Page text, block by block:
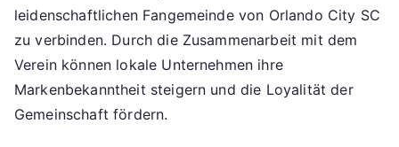
leidenschaftlichen Fangemeinde von Orlando City SC
zu verbinden. Durch die Zusammenarbeit mit dem
Verein können lokale Unternehmen ihre
Markenbekanntheit steigern und die Loyalität der
Gemeinschaft fördern.